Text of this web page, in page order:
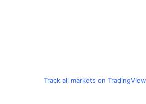
Track all markets on TradingView